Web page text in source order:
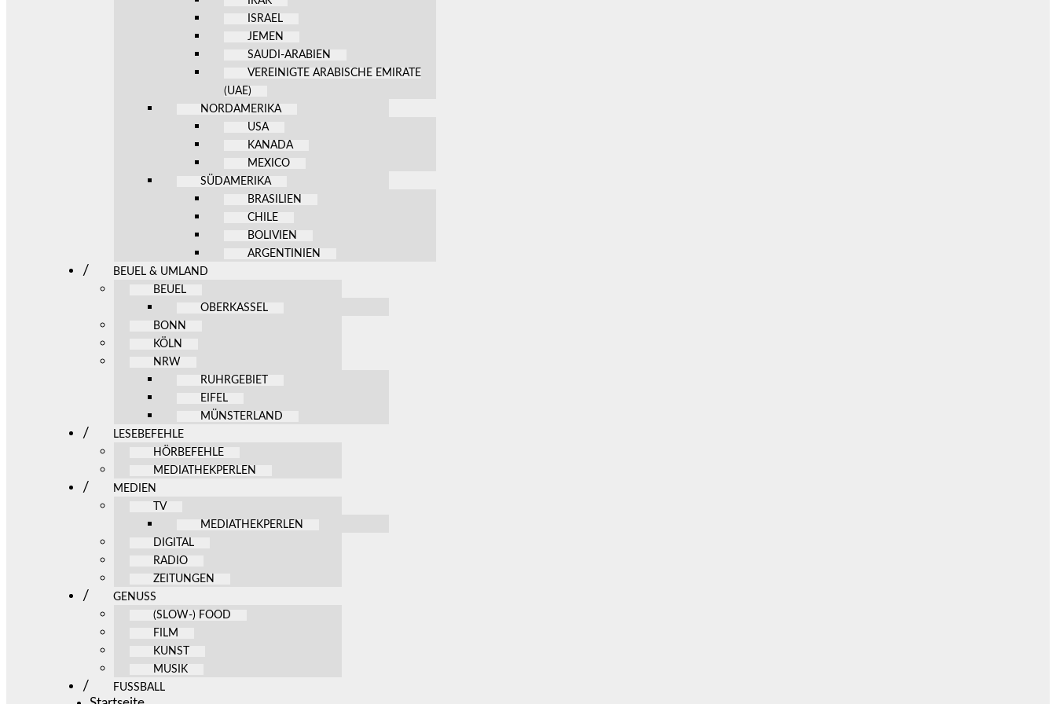
ISRAEL
JEMEN
SAUDI-ARABIEN
VEREINIGTE ARABISCHE EMIRATE
(UAE)
NORDAMERIKA
USA
KANADA
MEXICO
SÜDAMERIKA
BRASILIEN
CHILE
BOLIVIEN
ARGENTINIEN
BEUEL & UMLAND
BEUEL
OBERKASSEL
BONN
KÖLN
NRW
RUHRGEBIET
EIFEL
MÜNSTERLAND
LESEBEFEHLE
HÖRBEFEHLE
MEDIATHEKPERLEN
MEDIEN
TV
MEDIATHEKPERLEN
DIGITAL
RADIO
ZEITUNGEN
GENUSS
(SLOW-) FOOD
FILM
KUNST
MUSIK
FUSSBALL